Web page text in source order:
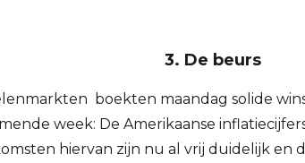
3. De beurs
boekten maandag solide
week: De Amerikaanse
hiervan zijn nu al vrij duidelijk